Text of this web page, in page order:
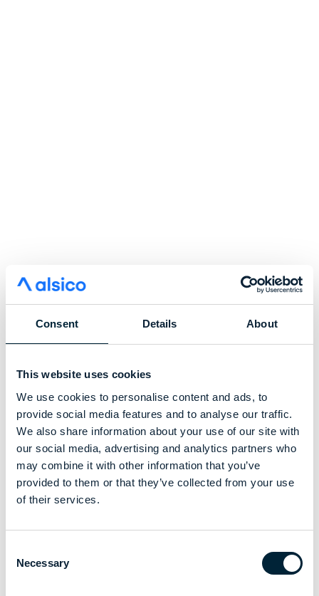
Consent Details About
This website uses cookies
We use cookies to personalise content and ads, to
provide social media features and to analyse our traffic.
We also share information about your use of our site with
our social media, advertising and analytics partners who
may combine it with other information that you’ve
provided to them or that they’ve collected from your use
of their services.
Selection
Necessary